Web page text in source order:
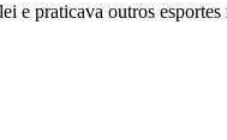
e praticava outros